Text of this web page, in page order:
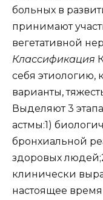
больных в
принимают
вегетативной
Классификация
себя этиологию,
варианты,
Выделяют 3
астмы:1)
бронхиальной
здоровых
клинически
настоящее